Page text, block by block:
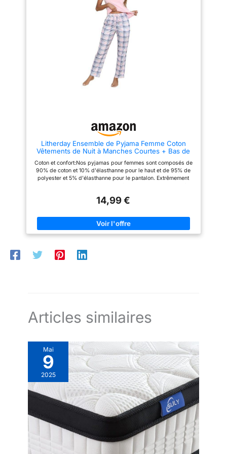
journal du matin, se détende
adorer le pyjama. conçu pour
parfaitement doublés et une
impression de qualité
supérieure, ce pyjama pour
exposer directement au soleil.
☀ 【Livraison】: Uniexcosm
Amazon. Focus sur l'expérience
Litherday Ensemble de Pyjama Femme Coton
Vêtements de Nuit à Manches Courtes + Bas de
Pyjama à Carreaux Vêtement d'Intérieur Rose S
Coton et confort:Nos pyjamas pour femmes sont composés de
90% de coton et 10% d'élasthanne pour le haut et de 95% de
polyester et 5% d'élasthanne pour le pantalon. Extrêmement
imprimé à carreaux ou cordon de serrage réglable à la taille,
disponible en plusieurs couleurs. Idéal pour les femmes : ces
pyjamas en coton sont parfaits pour vous ou votre femme, fille,
mère ou amie lors d'occasions telles que la journée de la
et les couleurs rose, rose foncé, bleu, bleu foncé, etc. Convient
pour toutes les saisons : Printemps, été, automne, hiver.
14,99 €
Articles similaires
Mai
9
2025